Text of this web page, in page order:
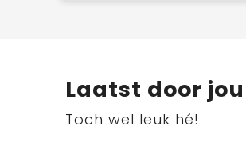
Laatst door
Toch wel leuk hé!